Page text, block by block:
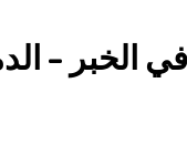
–